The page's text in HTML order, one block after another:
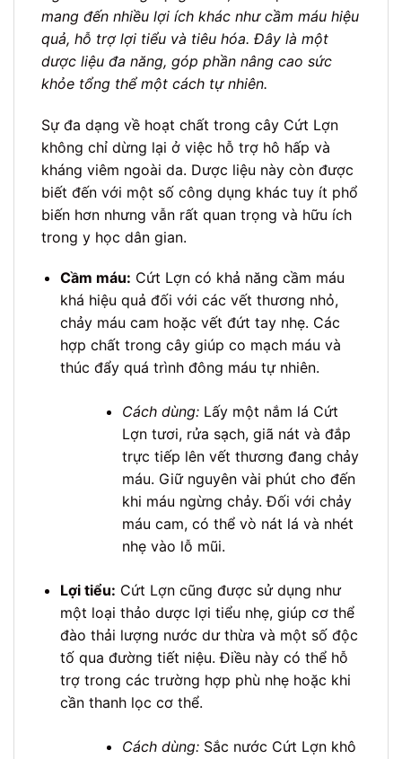
mang đến nhiều lợi ích khác như cầm máu hiệu
quả, hỗ trợ lợi tiểu và tiêu hóa. Đây là một
dược liệu đa năng, góp phần nâng cao sức
khỏe tổng thể một cách tự nhiên.
Sự đa dạng về hoạt chất trong cây Cứt Lợn
không chỉ dừng lại ở việc hỗ trợ hô hấp và
kháng viêm ngoài da. Dược liệu này còn được
biết đến với một số công dụng khác tuy ít phổ
biến hơn nhưng vẫn rất quan trọng và hữu ích
trong y học dân gian.
Cầm máu: Cứt Lợn có khả năng cầm máu
khá hiệu quả đối với các vết thương nhỏ,
chảy máu cam hoặc vết đứt tay nhẹ. Các
hợp chất trong cây giúp co mạch máu và
thúc đẩy quá trình đông máu tự nhiên.
Cách dùng:Lấy một nắm lá Cứt
Lợn tươi, rửa sạch, giã nát và đắp
trực tiếp lên vết thương đang chảy
máu. Giữ nguyên vài phút cho đến
khi máu ngừng chảy. Đối với chảy
máu cam, có thể vò nát lá và nhét
nhẹ vào lỗ mũi.
Lợi tiểu: Cứt Lợn cũng được sử dụng như
một loại thảo dược lợi tiểu nhẹ, giúp cơ thể
đào thải lượng nước dư thừa và một số độc
tố qua đường tiết niệu. Điều này có thể hỗ
trợ trong các trường hợp phù nhẹ hoặc khi
cần thanh lọc cơ thể.
Cách dùng:Sắc nước Cứt Lợn khô